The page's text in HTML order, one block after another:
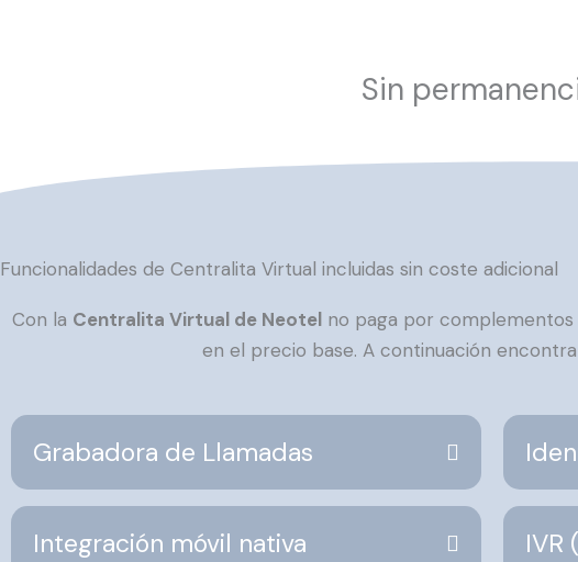
Sin
Funcionalidades de Centralita Virtual incluidas sin coste adicional
Con la Centralita Virtual de Neotelno paga por complementos
en el precio base. A continuación
Grabadora de Llamadas
Integración móvil nativa IVR